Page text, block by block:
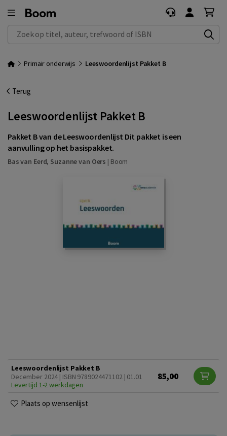
Zoek op titel, auteur, trefwoord of ISBN
Primair onderwijs Leeswoordenlijst Pakket B
Terug
Leeswoordenlijst Pakket B
Pakket B van de Leeswoordenlijst Dit pakket is een
aanvulling op het basispakket.
Bas van Eerd, Suzanne van Oers | Boom
Leeswoordenlijst Pakket B
December 2024 | ISBN 9789024471102 | 01.01
Levertijd 1-2 werkdagen
85,00
Plaats op wensenlijst